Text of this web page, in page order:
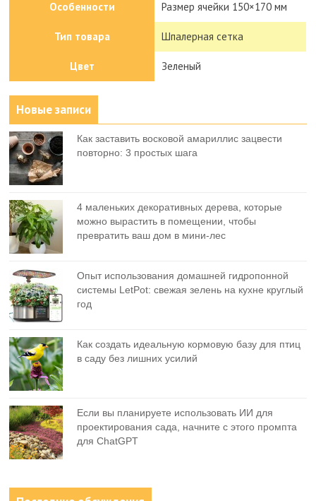
Особенности Размер ячейки 150×170 мм
Тип товара Шпалерная сетка
Цвет Зеленый
Новые записи
Как заставить восковой амариллис зацвести
повторно: 3 простых шага
4 маленьких декоративных дерева, которые
можно вырастить в помещении, чтобы
превратить ваш дом в мини-лес
Опыт использования домашней гидропонной
системы LetPot: свежая зелень на кухне круглый
год
Как создать идеальную кормовую базу для птиц
в саду без лишних усилий
Если вы планируете использовать ИИ для
проектирования сада, начните с этого промпта
для ChatGPT